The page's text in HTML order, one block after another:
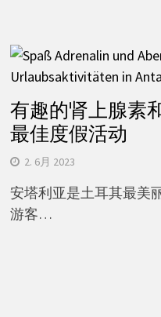
有趣的肾上腺素
最佳度假活动
2. 6月 2023
安塔利亚是土耳其最美
游客…